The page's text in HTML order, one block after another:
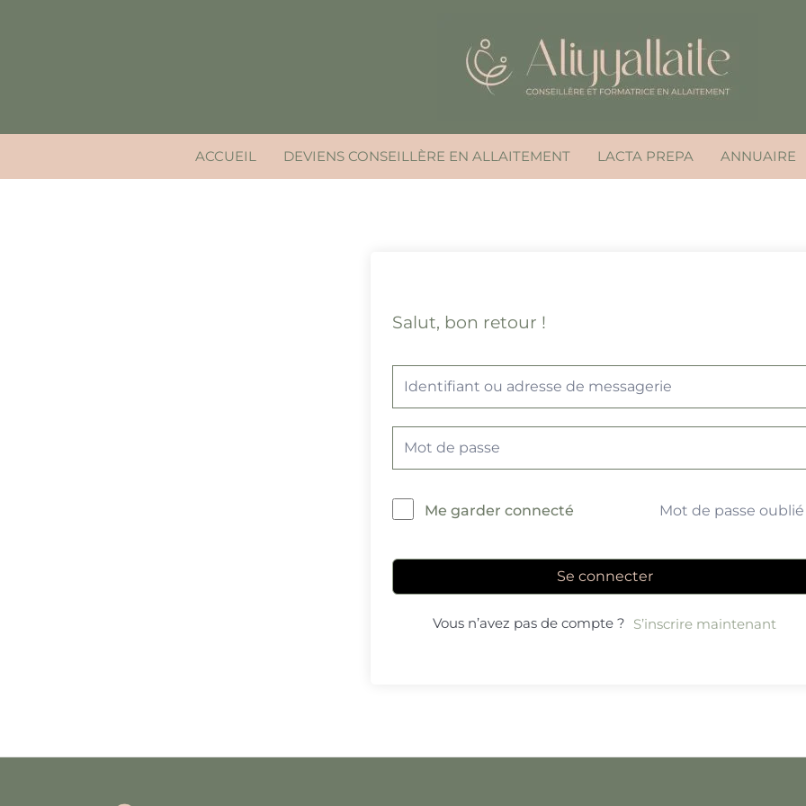
ACCUEIL DEVIENS CONSEILLÈRE EN ALLAITEMENT LACTA PREPA ANNUAIRE
Salut, bon retour !
Me garder connecté Mot de passe oublié
Se connecter
Vous n’avez pas de compte ? S’inscrire maintenant